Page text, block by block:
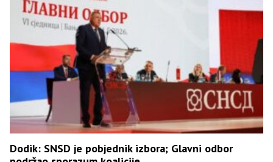
Dodik: SNSD je pobjednik izbora; Glavni odbor